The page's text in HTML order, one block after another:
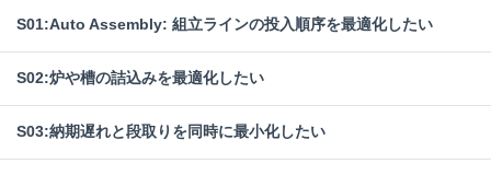
S01:Auto Assembly: 組立ラインの投入順序を最適化したい
S02:炉や槽の詰込みを最適化したい
S03:納期遅れと段取りを同時に最小化したい